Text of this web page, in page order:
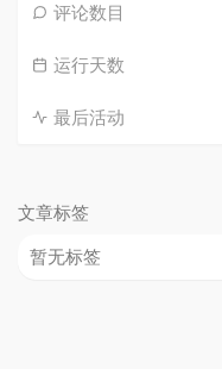
评论数目
运行天数
最后活动
文章标签
暂无标签